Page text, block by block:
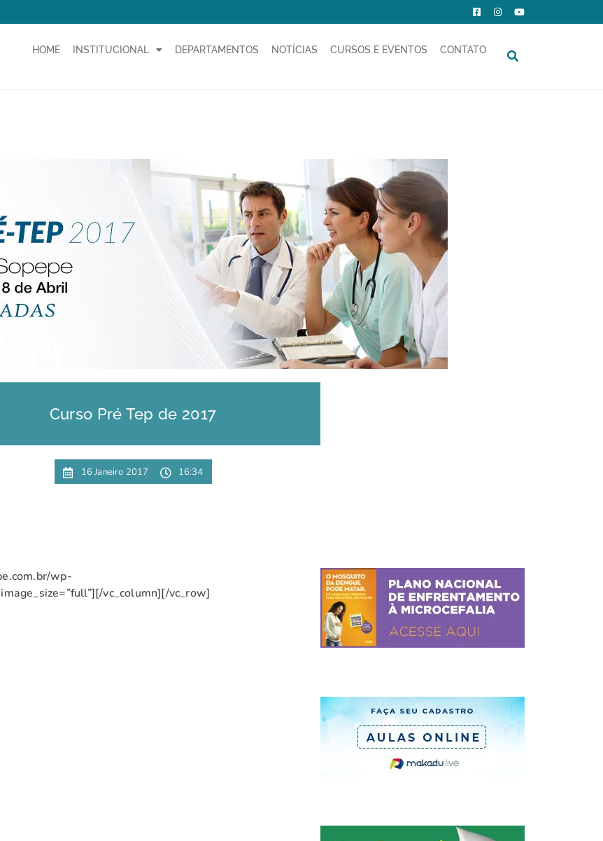
HOME INSTITUCIONAL DEPARTAMENTOS NOTÍCIAS CURSOS E EVENTOS CONTATO
Curso Pré Tep de 2017
16 Janeiro 2017 16:34
wp-
vc_column][/vc_row]